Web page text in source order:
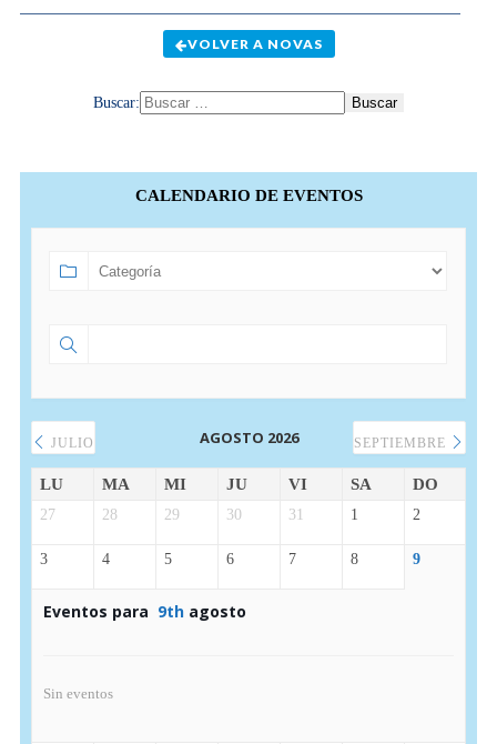
VOLVER A NOVAS
Buscar:
CALENDARIO DE EVENTOS
JULIO AGOSTO 2026 SEPTIEMBRE
LU MA MI JU VI SA DO
27 28 29 30 31 1 2
3 4 5 6 7 8 9
Eventos para 9thagosto
Sin eventos